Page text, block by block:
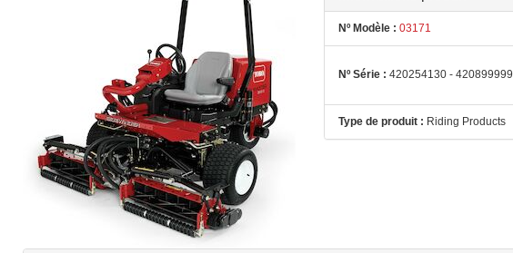
Nº Modèle : 03171
Nº Série : 420254130 - 420899999
Type de produit : Riding Products